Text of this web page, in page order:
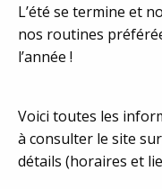
L’été se termine et
nos routines
l’année !
Voici toutes les
à consulter le site
détails (horaires et